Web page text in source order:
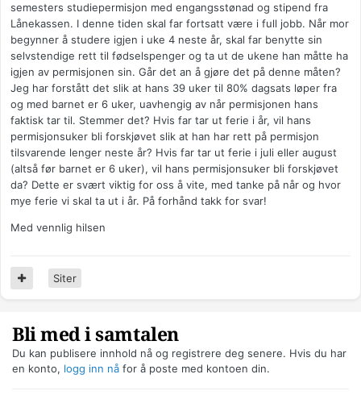
semesters studiepermisjon med engangsstønad og stipend fra
Lånekassen. I denne tiden skal far fortsatt være i full jobb. Når mor
begynner å studere igjen i uke 4 neste år, skal far benytte sin
selvstendige rett til fødselspenger og ta ut de ukene han måtte ha
igjen av permisjonen sin. Går det an å gjøre det på denne måten?
Jeg har forstått det slik at hans 39 uker til 80% dagsats løper fra
og med barnet er 6 uker, uavhengig av når permisjonen hans
faktisk tar til. Stemmer det? Hvis far tar ut ferie i år, vil hans
permisjonsuker bli forskjøvet slik at han har rett på permisjon
tilsvarende lenger neste år? Hvis far tar ut ferie i juli eller august
(altså før barnet er 6 uker), vil hans permisjonsuker bli forskjøvet
da? Dette er svært viktig for oss å vite, med tanke på når og hvor
mye ferie vi skal ta ut i år. På forhånd takk for svar!
Med vennlig hilsen
Siter
Bli med i samtalen
Du kan publisere innhold nå og registrere deg senere. Hvis du har
en konto, logg inn nå for å poste med kontoen din.